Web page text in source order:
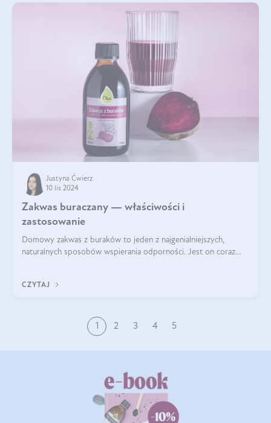
Justyna Ćwierz
10 lis 2024
Zakwas buraczany — właściwości i
zastosowanie
Domowy zakwas z buraków to jeden z najgenialniejszych,
naturalnych sposobów wspierania odporności. Jest on coraz
CZYTAJ
1 2 3 4 5